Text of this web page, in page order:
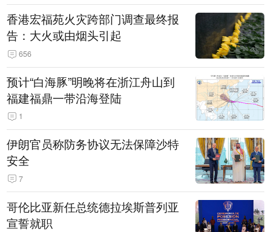
香港宏福苑火灾跨部门调查最终报
告：大火或由烟头引起
656
预计“白海豚”明晚将在浙江舟山到
福建福鼎一带沿海登陆
1
伊朗官员称防务协议无法保障沙特
安全
7
哥伦比亚新任总统德拉埃斯普列亚
宣誓就职